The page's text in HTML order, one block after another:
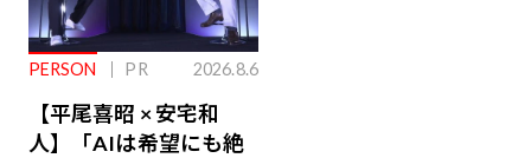
PERSON PR 2026.8.6
【平尾喜昭 × 安宅和
人】「AIは希望にも絶